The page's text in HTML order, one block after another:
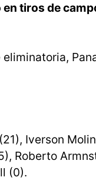
en tiros de
Iverson
Roberto
(0).